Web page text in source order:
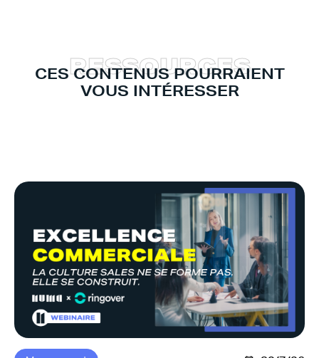
CES CONTENUS POURRAIENT
VOUS INTÉRESSER
RESSOURCES